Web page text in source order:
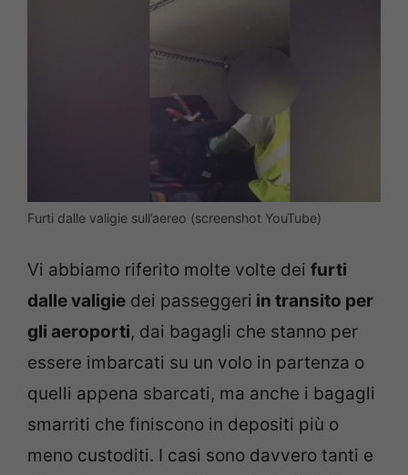
Furti dalle valigie sull’aereo (screenshot YouTube)
Vi abbiamo riferito molte volte dei furti
dalle valigie dei passeggeri in transito per
gli aeroporti, dai bagagli che stanno per
essere imbarcati su un volo in partenza o
quelli appena sbarcati, ma anche i bagagli
smarriti che finiscono in depositi più o
meno custoditi. I casi sono davvero tanti e